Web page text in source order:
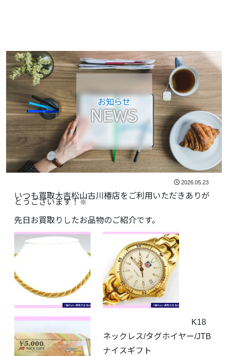
お知らせ
NEWS
2026.05.23
いつも買取大吉松山古川椿店をご利用いただきありが
とうございます！🔆
先日お買取りしたお品物のご紹介です。
K18
ネックレス/タグホイヤー/JTB
ナイスギフト